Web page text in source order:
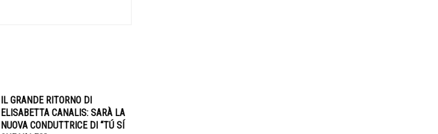
IL GRANDE RITORNO DI
ELISABETTA CANALIS: SARÀ LA
NUOVA CONDUTTRICE DI “TÚ SÍ